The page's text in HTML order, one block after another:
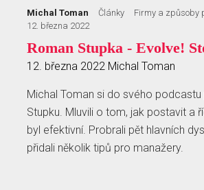
Michal Toman Články Firmy a způsoby
12. března 2022
Roman Stupka - Evolve!
12. března 2022 Michal Toman
Michal Toman si do svého
Stupku. Mluvili o tom, jak postavit a
byl efektivní. Probrali pět hlavních
přidali několik tipů pro manažery.